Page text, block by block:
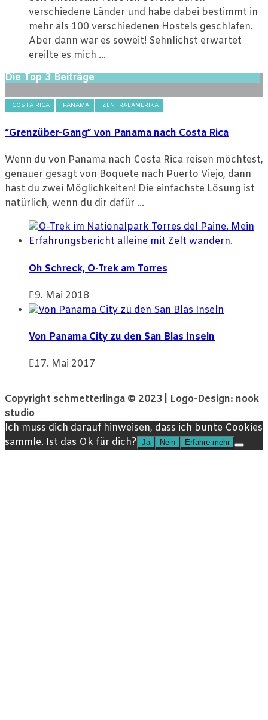
verschiedene Länder und habe dabei bestimmt in
mehr als 100 verschiedenen Hostels geschlafen.
Aber dann war es soweit! Sehnlichst erwartet
ereilte es mich ...
Die Top 3 Beiträge
COSTA RICA PANAMA ZENTRALAMERIKA
“Grenzüber-Gang” von Panama nach Costa Rica
Wenn du von Panama nach Costa Rica reisen möchtest,
genauer gesagt von Boquete nach Puerto Viejo, dann
hast du zwei Möglichkeiten! Die einfachste Lösung ist
natürlich, wenn du dir dafür ...
Oh Schreck, O-Trek am Torres
9. Mai 2018
Von Panama City zu den San Blas Inseln
17. Mai 2017
Copyright schmetterlinga © 2023 | Logo-Design: nook
studio
Ich muss dich darauf hinweisen, dass ich bunte Cookies
sammle. Ist das Ok für dich? Ja Nein Erfahre mehr